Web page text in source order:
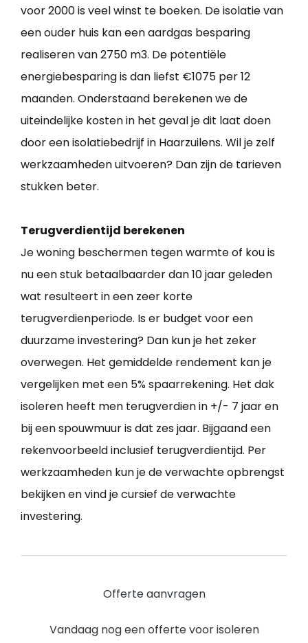
voor 2000 is veel winst te boeken. De isolatie van
een ouder huis kan een aardgas besparing
realiseren van 2750 m3. De potentiële
energiebesparing is dan liefst €1075 per 12
maanden. Onderstaand berekenen we de
uiteindelijke kosten in het geval je dit laat doen
door een isolatiebedrijf in Haarzuilens. Wil je zelf
werkzaamheden uitvoeren? Dan zijn de tarieven
stukken beter.
Terugverdientijd berekenen
Je woning beschermen tegen warmte of kou is
nu een stuk betaalbaarder dan 10 jaar geleden
wat resulteert in een zeer korte
terugverdienperiode. Is er budget voor een
duurzame investering? Dan kun je het zeker
overwegen. Het gemiddelde rendement kan je
vergelijken met een 5% spaarrekening. Het dak
isoleren heeft men terugverdien in +/- 7 jaar en
bij een spouwmuur is dat zes jaar. Bijgaand een
rekenvoorbeeld inclusief terugverdientijd. Per
werkzaamheden kun je de verwachte opbrengst
bekijken en vind je cursief de verwachte
investering.
Offerte aanvragen
Vandaag nog een offerte voor isoleren